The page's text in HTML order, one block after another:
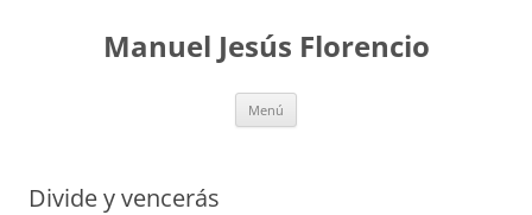
contenidoManuel Jesús Florencio
Menú
Divide y vencerás